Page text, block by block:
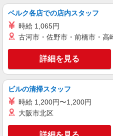
時給1600円
大阪府東大
キープ
株式会社テクノ・サービス/お仕事
時給1400
例）（残業・
ベルク各店での店内スタッフ
時給 1,065円
古河市・佐野市・前橋市・高
詳細を見る
ビルの清掃スタッフ
時給 1,200円〜1,200円
大阪市北区